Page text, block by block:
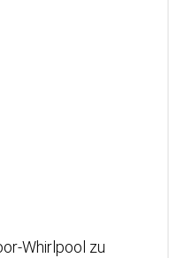
Whirlpool zu